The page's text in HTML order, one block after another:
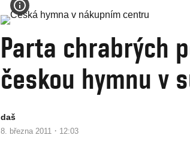
Parta chrabrých
českou hymnu v
daš
8. března 2011 · 12:03